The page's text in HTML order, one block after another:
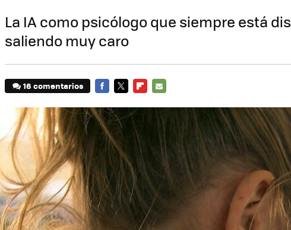
La IA como psicólogo que siempre está
saliendo muy caro
16 comentarios